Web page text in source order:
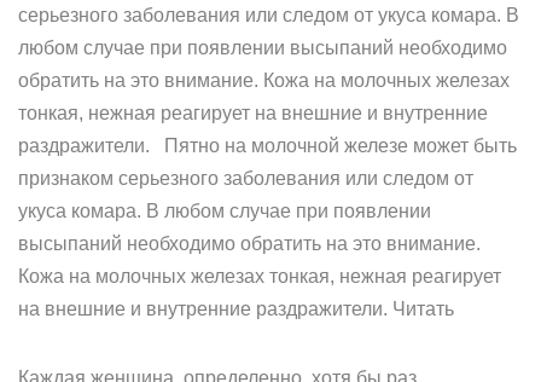
серьезного заболевания или следом от укуса комара. В
любом случае при появлении высыпаний необходимо
обратить на это внимание. Кожа на молочных железах
тонкая, нежная реагирует на внешние и внутренние
раздражители. Пятно на молочной железе может быть
признаком серьезного заболевания или следом от
укуса комара. В любом случае при появлении
высыпаний необходимо обратить на это внимание.
Кожа на молочных железах тонкая, нежная реагирует
на внешние и внутренние раздражители. Читать
Каждая женщина, определенно, хотя бы раз